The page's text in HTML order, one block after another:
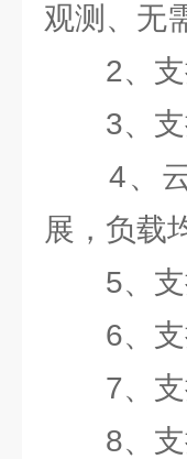
观测、无
2、支
3、支
4、云
展，负载
5、支
6、支
7、支
8、支